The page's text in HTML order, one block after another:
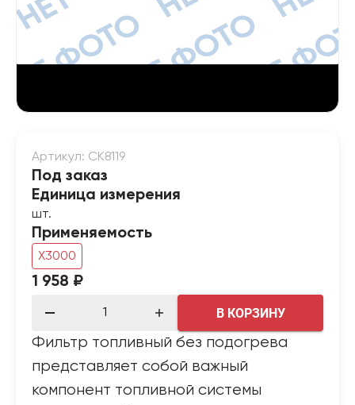
Артикул: CK8119
Под заказ
Единица измерения
шт.
Применяемость
X3000
1 958 ₽
В КОРЗИНУ
Фильтр топливный без подогрева
представляет собой важный
компонент топливной системы